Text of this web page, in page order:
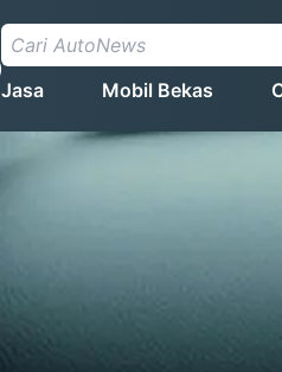
Jasa Mobil Bekas